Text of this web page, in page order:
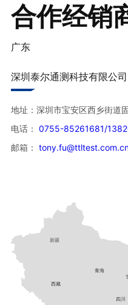
合作经销
广东
深圳泰尔通测科技有限公司
地址：深圳市宝安区西乡街道
电话： 0755-85261681/
邮箱：
地址：深圳市龙岗区坂田街道
海云汇二期 C 栋一层 119
电话：
0755-23217122 /
邮箱：
广州堃茂科技有限公司
新疆
西藏
青海
四川